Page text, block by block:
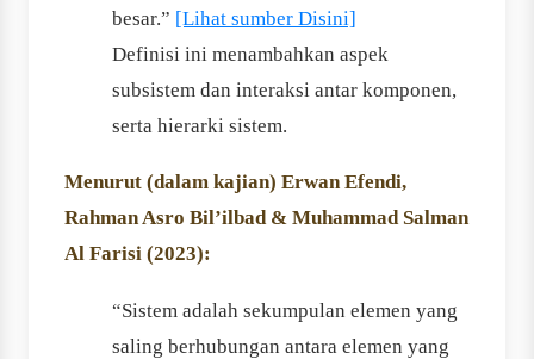
besar.” [Lihat sumber Disini]
Definisi ini menambahkan aspek
subsistem dan interaksi antar komponen,
serta hierarki sistem.
Menurut (dalam kajian) Erwan Efendi,
Rahman Asro Bil’ilbad & Muhammad Salman
Al Farisi (2023):
“Sistem adalah sekumpulan elemen yang
saling berhubungan antara elemen yang